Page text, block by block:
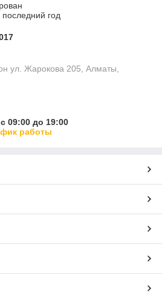
год
ул. Жарокова 205, Алматы,
09:00 до 19:00
работы